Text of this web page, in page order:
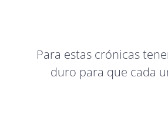
Para estas crónicas
duro para que cada